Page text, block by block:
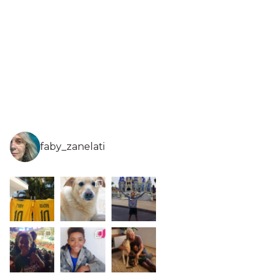
faby_zanelati